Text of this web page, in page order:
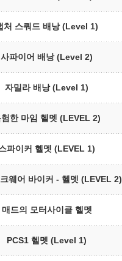
처 스쿼드 배낭 (Level 1)
사파이어 배낭 (Level 2)
자밀라 배낭 (Level 1)
험한 마임 헬멧 (LEVEL 2)
파이커 헬멧 (LEVEL 1)
웨어 바이커 - 헬멧 (LEVEL 2)
매드의 모터사이클 헬멧
PCS1 헬멧 (Level 1)